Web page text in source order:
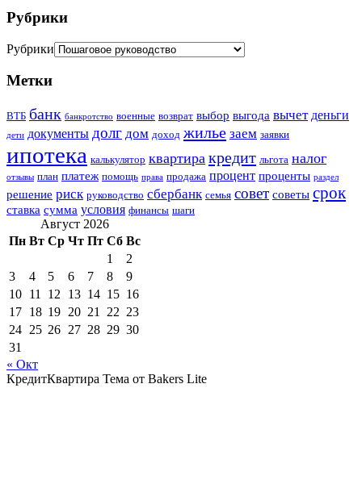
Рубрики
Рубрики
Метки
ВТБ банк банкротство военные возврат выбор выгода вычет деньги
дети документы долг дом доход жилье заем заявки
ипотека калькулятор квартира кредит льгота налог
отзывы план платеж помощь права продажа процент проценты раздел
решение риск руководство сбербанк семья совет советы срок
ставка сумма условия финансы шаги
Август 2026
Пн Вт Ср Чт Пт Сб Вс
1
2
3
4 5 6 7 8
9
10 11 12 13 14 15 16
17 18 19 20 21 22 23
24 25 26 27 28 29 30
31
« Окт
КредитКвартира Тема от Bakers Lite